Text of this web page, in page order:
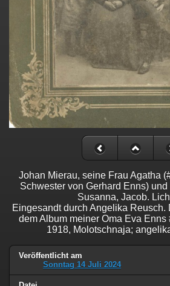
Johan Mierau, seine Frau Agatha
Schwester von Gerhard Enns)
Susanna, Jacob.
Eingesandt durch Angelika Reusch.
dem Album meiner Oma Eva Enns
1918, Molotschnaja;
Veröffentlicht am
Sonntag 14 Juli 2024